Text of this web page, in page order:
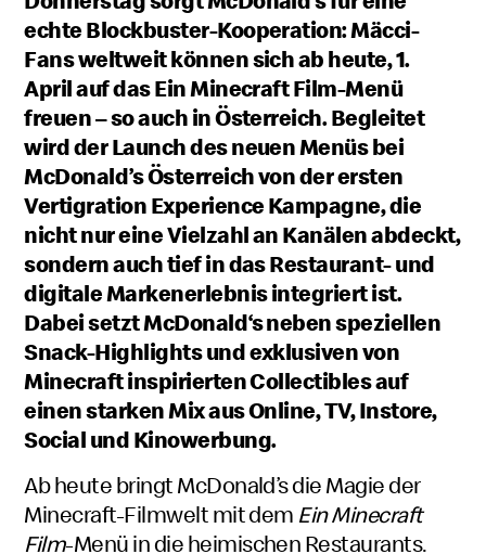
echte Blockbuster-Kooperation: Mäcci-
Fans weltweit können sich ab heute, 1.
April auf das Ein Minecraft Film-Menü
freuen – so auch in Österreich. Begleitet
wird der Launch des neuen Menüs bei
McDonald’s Österreich von der ersten
Vertigration Experience Kampagne, die
nicht nur eine Vielzahl an Kanälen abdeckt,
sondern auch tief in das Restaurant- und
digitale Markenerlebnis integriert ist.
Dabei setzt McDonald‘s neben speziellen
Snack-Highlights und exklusiven von
Minecraft inspirierten Collectibles auf
einen starken Mix aus Online, TV, Instore,
Social und Kinowerbung.
Ab heute bringt McDonald’s die Magie der
Minecraft-Filmwelt mit demEin Minecraft
Film-Menü in die heimischen Restaurants.